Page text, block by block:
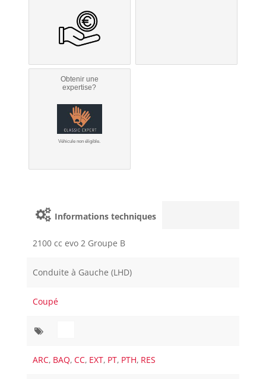
Obtenir une
expertise?
Véhicule non éligible.
Informations techniques
2100 cc evo 2 Groupe B
Conduite à Gauche (LHD)
Coupé
ARC, BAQ, CC, EXT, PT, PTH, RES